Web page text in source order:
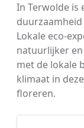
In Terwolde is
Lokale eco-
natuurlijker
met de lokale
klimaat in
floreren.